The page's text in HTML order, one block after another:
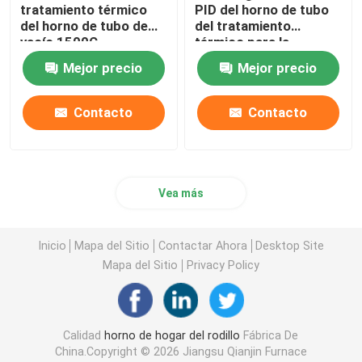
horno de cerámica
horno de sinterización
Generador de gas nitrógeno
Hornos de secado
Horno de Tratamiento Térmico
tratamiento térmico
del horno de tubo de
vacío 1500C
Mejor precio
Contacto
PID del horno de tubo
del tratamiento
térmico para la
calcinación y la
sequedad del
laboratorio
Mejor precio
Contacto
Vea más
Inicio Mapa del Sitio Contactar Ahora
Desktop Site
Mapa del Sitio
Privacy Policy
Calidad horno de hogar del rodillo Fábrica De
China.Copyright © 2026 Jiangsu Qianjin Furnace